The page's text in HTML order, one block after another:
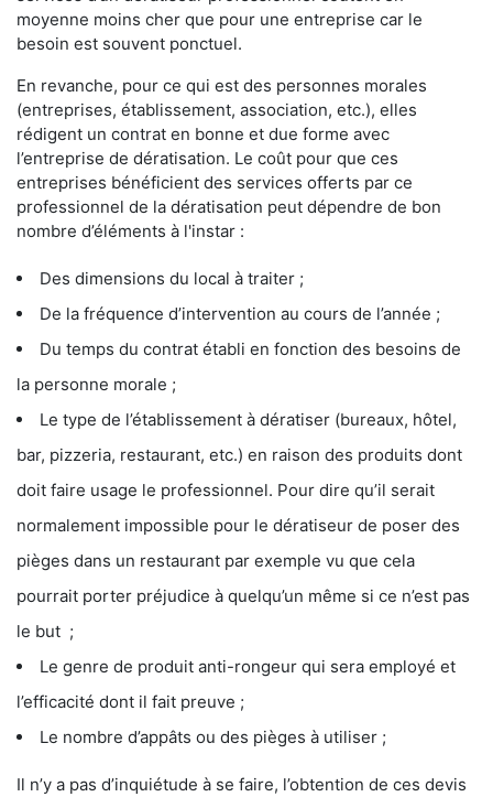
moyenne moins cher que pour une entreprise car le
besoin est souvent ponctuel.
En revanche, pour ce qui est des personnes morales
(entreprises, établissement, association, etc.), elles
rédigent un contrat en bonne et due forme avec
l’entreprise de dératisation. Le coût pour que ces
entreprises bénéficient des services offerts par ce
professionnel de la dératisation peut dépendre de bon
nombre d’éléments à l'instar :
Des dimensions du local à traiter ;
De la fréquence d’intervention au cours de l’année ;
Du temps du contrat établi en fonction des besoins de
la personne morale ;
Le type de l’établissement à dératiser (bureaux, hôtel,
bar, pizzeria, restaurant, etc.) en raison des produits dont
doit faire usage le professionnel. Pour dire qu’il serait
normalement impossible pour le dératiseur de poser des
pièges dans un restaurant par exemple vu que cela
pourrait porter préjudice à quelqu’un même si ce n’est pas
le but ;
Le genre de produit anti-rongeur qui sera employé et
l’efficacité dont il fait preuve ;
Le nombre d’appâts ou des pièges à utiliser ;
Il n’y a pas d’inquiétude à se faire, l’obtention de ces devis